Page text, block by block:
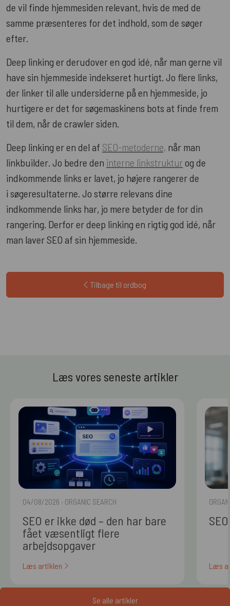
de vil finde hjemmesiden relevant, hvis de med de
samme præsenteres for det indhold, som de søger
efter.
Deep linking er derudover en god idé, når man gerne vil
have sin hjemmeside indekseret hurtigt. Jo flere links,
der linker til alle undersiderne på en hjemmeside, jo
hurtigere er det for søgemaskinens bots at finde frem
til dem, når de crawler siden.
Deep linking er en del af SEO-metoderne, når man
linkbuilder. Jo bedre den interne linkstruktur og de
indkommende links er lavet, jo højere rangerer de
i søgeresultaterne. Jo større relevans dine
indkommende links har, jo mere betyder de for din
rangering. Derfor er deep linking en rigtig god idé, når
man laver SEO af sin hjemmeside.
Tilbage til ordbog
Læs vores seneste artikler
04/08/2026 · ORGANIC SEARCH
SEO er ikke død – den har bare
fået væsentligt flere
arbejdsopgaver
Læs artiklen Læs
Se alle artikler